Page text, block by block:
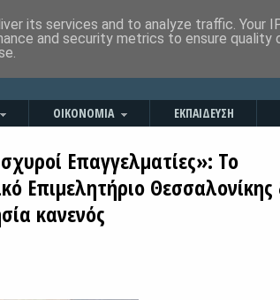
ΟΙΚΟΝΟΜΙΑ ΕΚΠΑΙΔΕΥΣΗ
Επαγγελματίες»: Το
Επιμελητήριο Θεσσαλονίκης
κανενός
its services and to analyze traffic. Your
and security metrics to ensure quality